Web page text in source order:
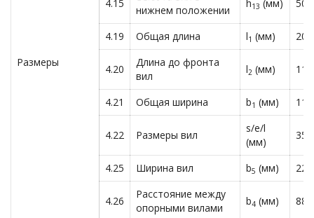
Размеры
4.15
нижнем положении
h13 (мм) 50
4.19 Общая длина l1 (мм)
4.20
Длина до фронта
вил
l2 (мм)
4.21 Общая ширина b1 (мм)
4.22 Размеры вил
s/e/l
(мм)
35/
4.25 Ширина вил b5 (мм)
4.26
Расстояние между
опорными вилами
b4 (мм) 880